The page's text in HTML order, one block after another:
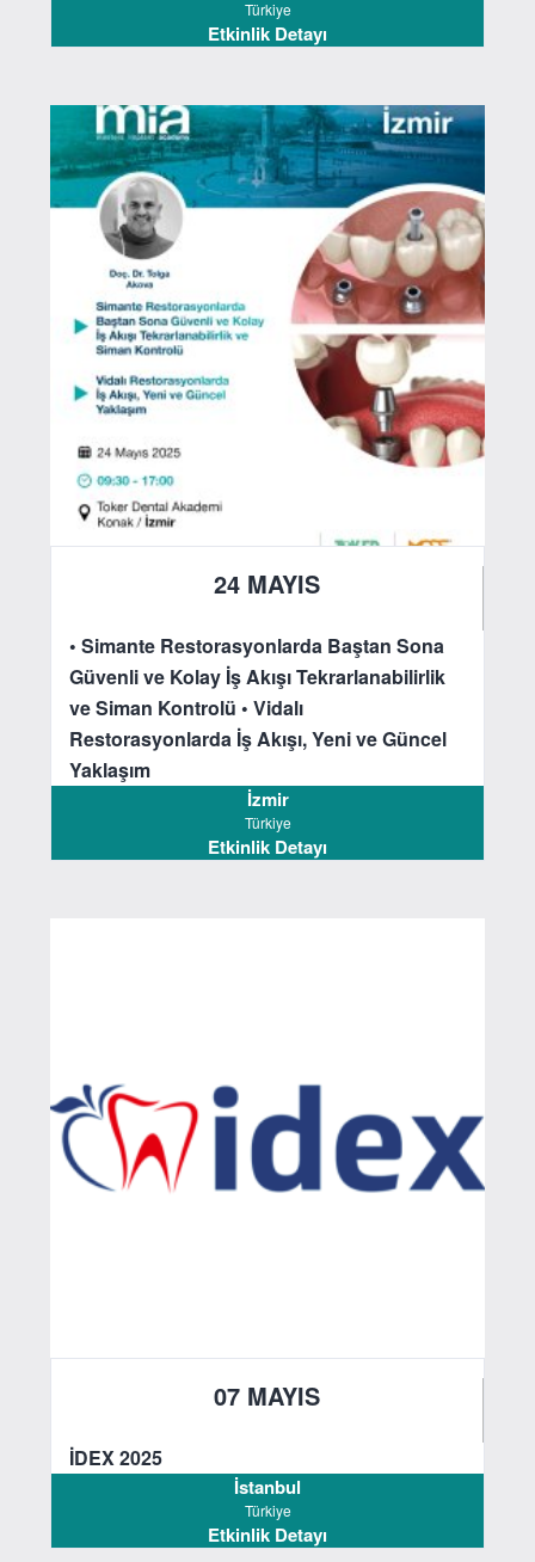
Türkiye
Etkinlik Detayı
24 MAYIS
• Simante Restorasyonlarda Baştan Sona
Güvenli ve Kolay İş Akışı Tekrarlanabilirlik
ve Siman Kontrolü • Vidalı
Restorasyonlarda İş Akışı, Yeni ve Güncel
Yaklaşım
İzmir
Türkiye
Etkinlik Detayı
07 MAYIS
İDEX 2025
İstanbul
Türkiye
Etkinlik Detayı